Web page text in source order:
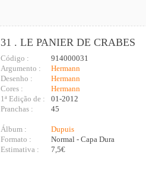
31 . LE PANIER DE CRABES
Código :
914000031
Argumento :
Hermann
Desenho :
Hermann
Cores :
Hermann
1ª Edição de :
01-2012
Pranchas :
45
Álbum :
Dupuis
Formato :
Normal - Capa Dura
Estimativa :
7,5€